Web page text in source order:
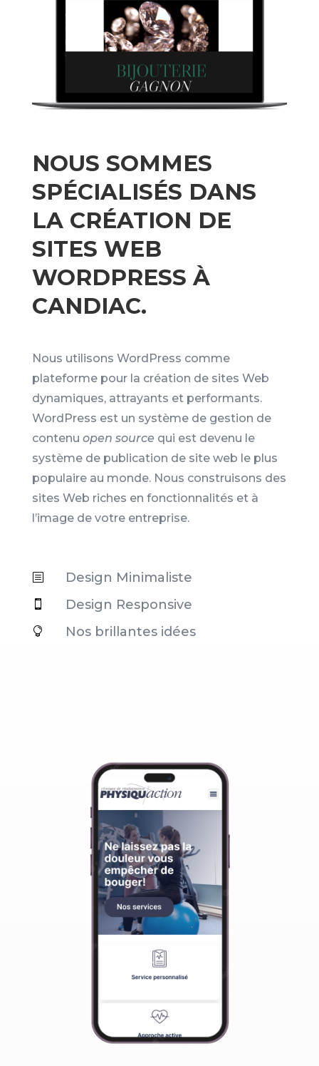
NOUS SOMMES
SPÉCIALISÉS DANS
LA CRÉATION DE
SITES WEB
WORDPRESS À
CANDIAC.
Nous utilisons WordPress comme
plateforme pour la création de sites Web
dynamiques, attrayants et performants.
WordPress est un système de gestion de
contenu open source qui est devenu le
système de publication de site web le plus
populaire au monde. Nous construisons des
sites Web riches en fonctionnalités et à
l’image de votre entreprise.
b Design Minimaliste
 Design Responsive
 Nos brillantes idées